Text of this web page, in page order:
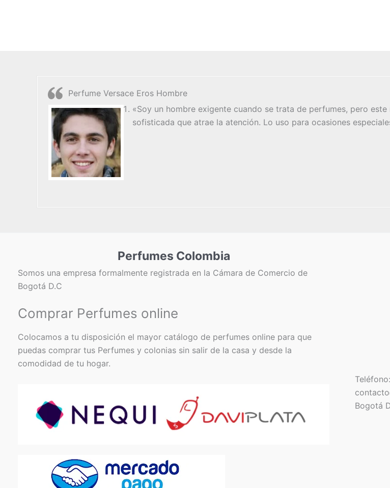
Perfume Versace Eros Hombre
«Soy un hombre exigente cuando se trata de perfumes, pero
sofisticada que atrae la atención. Lo uso para ocasiones
Perfumes Colombia
Somos una empresa formalmente registrada en la Cámara de Comercio de
Bogotá D.C
Comprar Perfumes online
Colocamos a tu disposición el mayor catálogo de perfumes online para que
puedas comprar tus Perfumes y colonias sin salir de la casa y desde la
comodidad de tu hogar.
Bogotá